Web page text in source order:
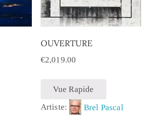
OUVERTURE
€2,019.00
Vue Rapide
Artiste:
Brel Pascal